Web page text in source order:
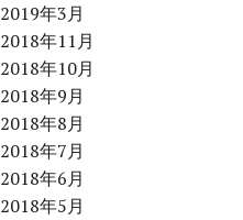
2019年3月
2018年11月
2018年10月
2018年9月
2018年8月
2018年7月
2018年6月
2018年5月